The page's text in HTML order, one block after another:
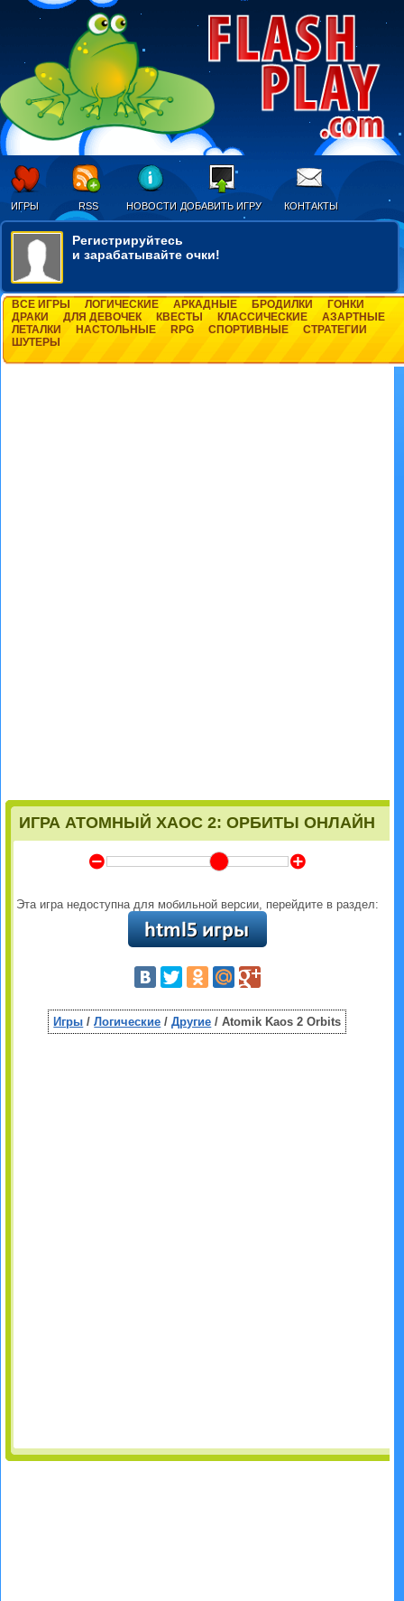
ИГРЫ RSS НОВОСТИ ДОБАВИТЬ ИГРУ КОНТАКТЫ
Регистрируйтесь
и зарабатывайте очки!
ВСЕ ИГРЫ ЛОГИЧЕСКИЕ АРКАДНЫЕ БРОДИЛКИ
ГОНКИ
ДРАКИ
ДЛЯ ДЕВОЧЕК КВЕСТЫ КЛАССИЧЕСКИЕ
АЗАРТНЫЕ
ЛЕТАЛКИ
НАСТОЛЬНЫЕ RPG СПОРТИВНЫЕ
СТРАТЕГИИ
ШУТЕРЫ
ИГРА АТОМНЫЙ ХАОС 2: ОРБИТЫ ОНЛАЙН
Y Z
Эта игра недоступна для мобильной версии, перейдите в раздел:
Игры /Логические /Другие / Atomik Kaos 2 Orbits